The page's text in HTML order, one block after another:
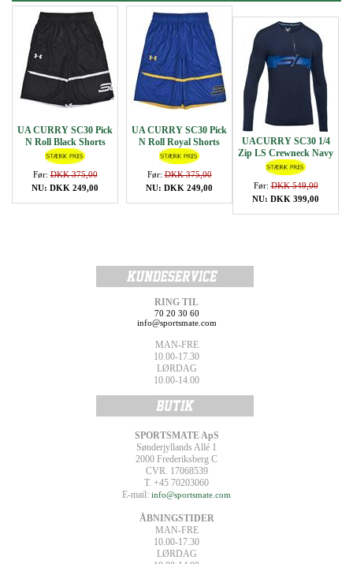
UA CURRY SC30 Pick
N Roll Black Shorts
Før:DKK 375,00
NU: DKK 249,00
UA CURRY SC30 Pick
N Roll Royal Shorts
Før:DKK 375,00
NU: DKK 249,00
UACURRY SC30 1/4
Zip LS Crewneck Navy
Før:DKK 549,00
NU: DKK 399,00
RING TIL
70 20 30 60
info@sportsmate.com
MAN-FRE
10.00-17.30
LØRDAG
10.00-14.00
SPORTSMATE ApS
Sønderjyllands Allé 1
2000 Frederiksberg C
CVR. 17068539
T. +45 70203060
E-mail: info@sportsmate.com
ÅBNINGSTIDER
MAN-FRE
10.00-17.30
LØRDAG